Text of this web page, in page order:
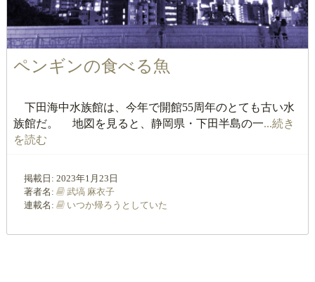
ペンギンの食べる魚
下田海中水族館は、今年で開館55周年のとても古い水
族館だ。 地図を見ると、静岡県・下田半島の一...続き
を読む
掲載日: 2023年1月23日
著者名:
武塙 麻衣子
連載名:
いつか帰ろうとしていた